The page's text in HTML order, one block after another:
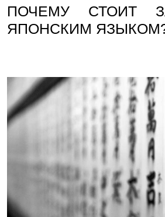
ПОЧЕМУ СТОИТ
ЯПОНСКИМ